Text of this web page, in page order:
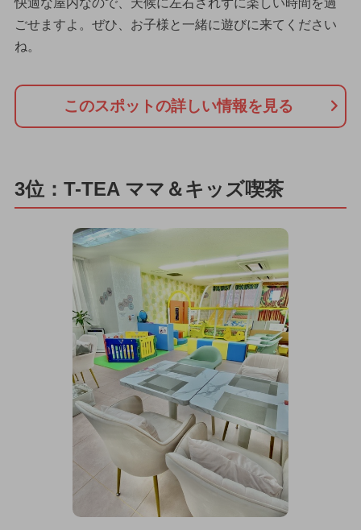
ごせますよ。ぜひ、お子様と一緒に遊びに来てください
ね。
このスポットの詳しい情報を見る
3位：T-TEA ママ＆キッズ喫茶